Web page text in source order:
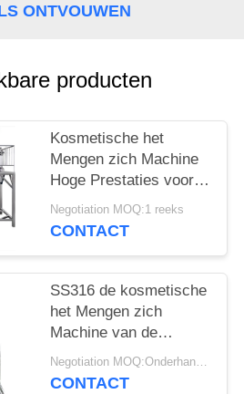
ONTVOUWEN
producten
Kosmetische het
Mengen zich Machine
Hoge Prestaties voor
de Vloeibare Zeep van
de Handwas
Negotiation MOQ:1 reeks
CONTACT
SS316 de kosmetische
het Mengen zich
Machine van de
Machine Vloeibare
Homogeniserende
Negotiation MOQ:Onderhandeling
CONTACT